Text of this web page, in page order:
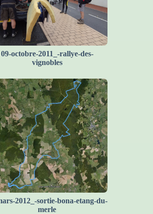
09-octobre-2011_-rallye-des-
vignobles
2012_-sortie-bona-etang-du-
merle